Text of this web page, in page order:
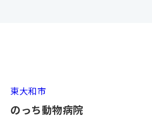
東大和市
のっち動物病院